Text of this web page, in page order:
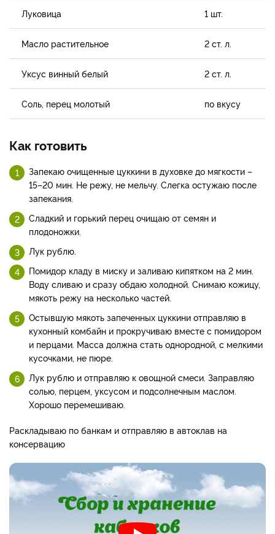
Луковица 1 шт.
Масло растительное 2 ст. л.
Уксус винный белый 2 ст. л.
Соль, перец молотый по вкусу
Как готовить
Запекаю очищенные цуккини в духовке до мягкости –
15–20 мин. Не режу, не мельчу. Слегка остужаю после
запекания.
Сладкий и горький перец очищаю от семян и
плодоножки.
Лук рублю.
Помидор кладу в миску и заливаю кипятком на 2 мин.
Воду сливаю и сразу обдаю холодной. Снимаю кожицу,
мякоть режу на несколько частей.
Остывшую мякоть запеченных цуккини отправляю в
кухонный комбайн и прокручиваю вместе с помидором
и перцами. Масса должна стать однородной, с мелкими
кусочками, не пюре.
Лук рублю и отправляю к овощной смеси. Заправляю
солью, перцем, уксусом и подсолнечным маслом.
Хорошо перемешиваю.
Раскладываю по банкам и отправляю в автоклав на
консервацию